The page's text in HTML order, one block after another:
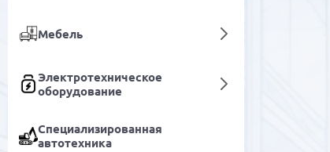
Мебель
Электротехническое
оборудование
Специализированная
автотехника